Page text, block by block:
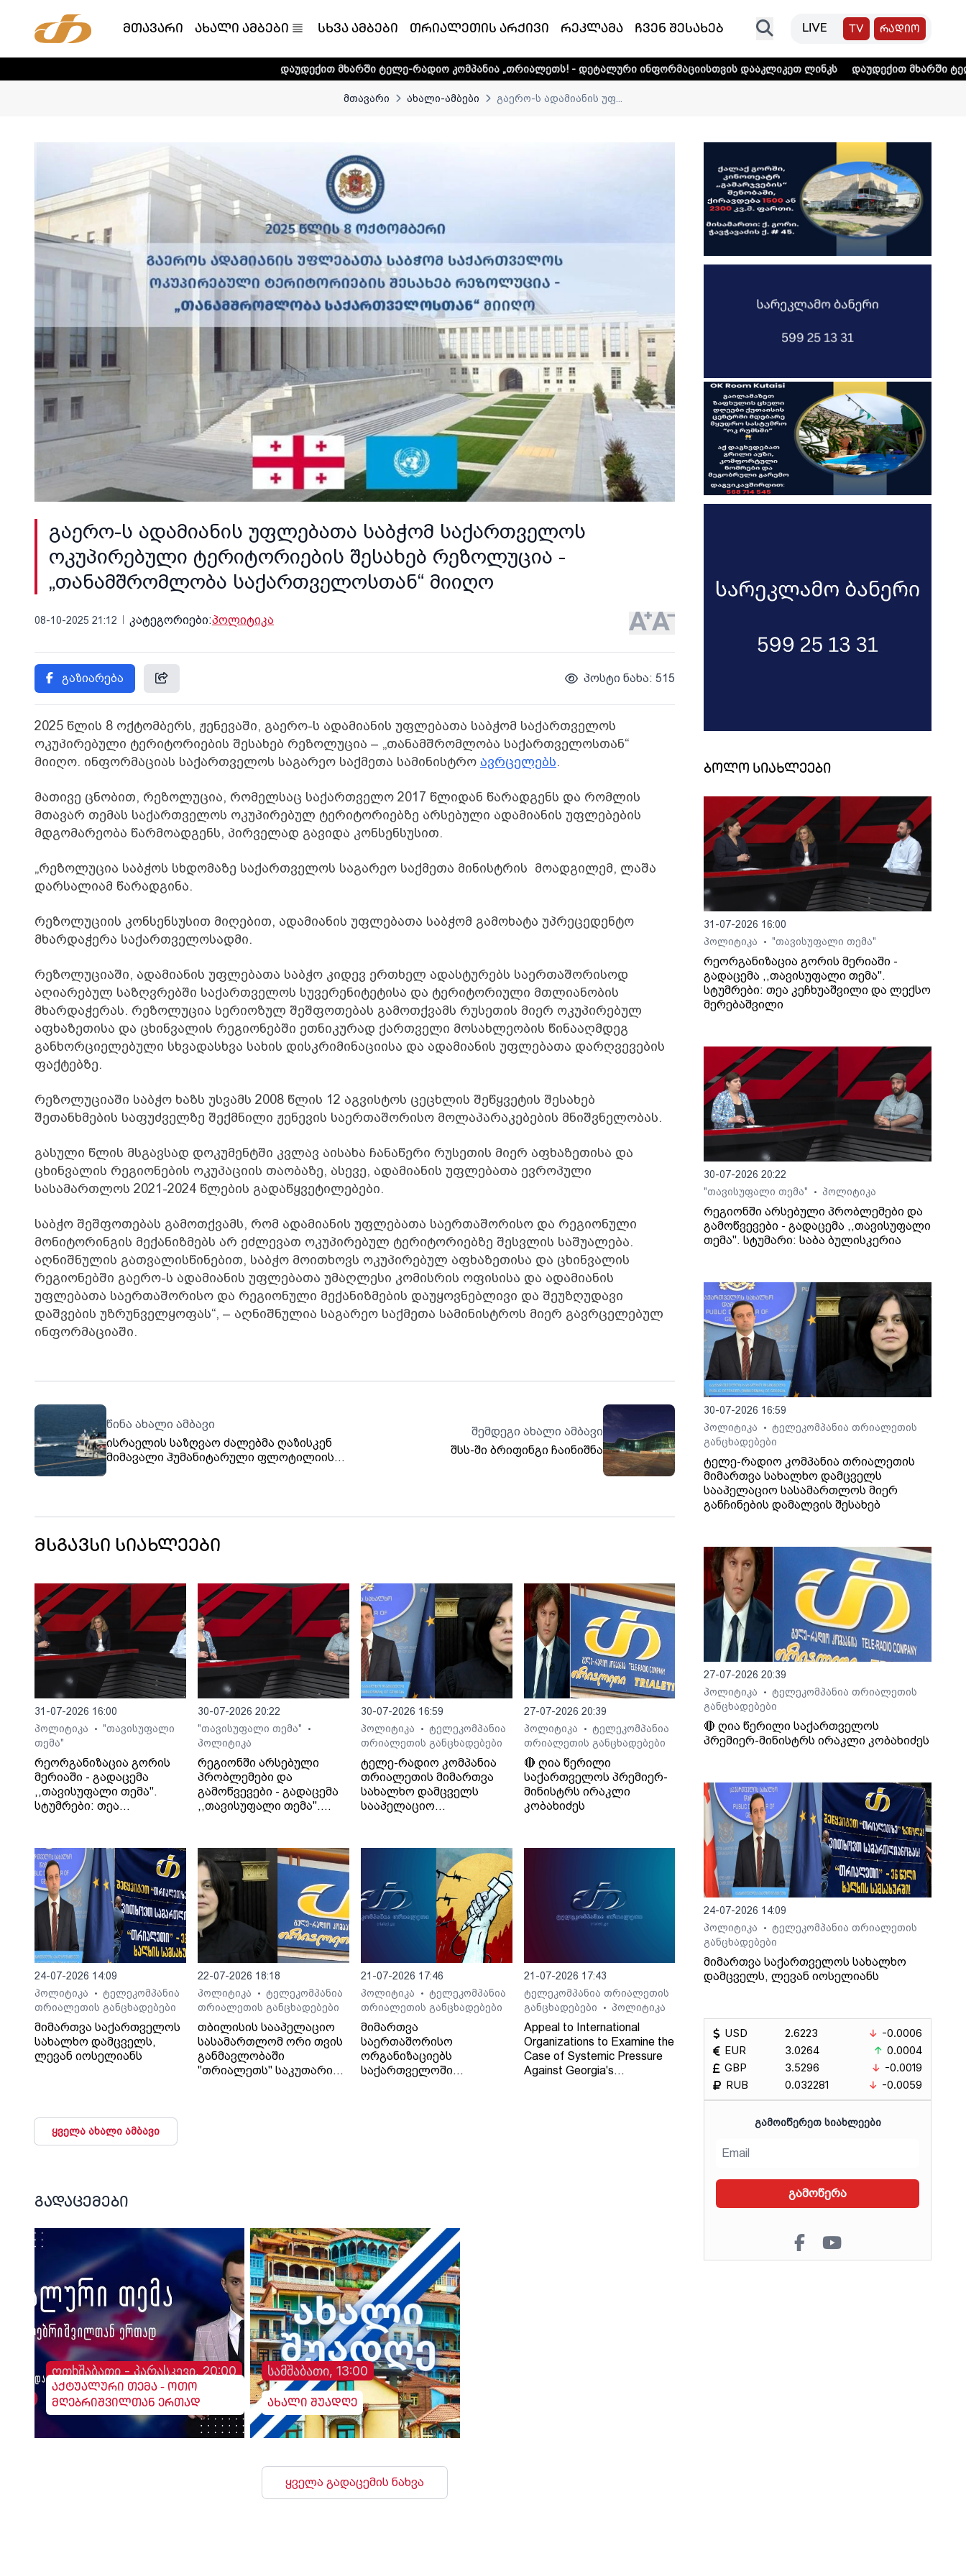
მთავარი ახალი ამბები სხვა ამბები თრიალეთის არქივი რეკლამა ჩვენ შესახებ LIVE TV რადიო
დაუდექით მხარში ტელე-რადიო კომპანია „თრიალეთს! - დეტალური ინფორმაციისთვის დააკლიკეთ ლინკს დაუდექით მხარში ტელე-რადიო
მთავარი ახალი-ამბები გაერო-ს ადამიანის უფ...
გაერო-ს ადამიანის უფლებათა საბჭომ საქართველოს
ოკუპირებული ტერიტორიების შესახებ რეზოლუცია -
„თანამშრომლობა საქართველოსთან“ მიიღო
08-10-2025 21:12 კატეგორიები:პოლიტიკა
გაზიარება პოსტი ნახა: 515
2025 წლის 8 ოქტომბერს, ჟენევაში, გაერო-ს ადამიანის უფლებათა საბჭომ საქართველოს
ოკუპირებული ტერიტორიების შესახებ რეზოლუცია – „თანამშრომლობა საქართველოსთან“
მიიღო. ინფორმაციას საქართველოს საგარეო საქმეთა სამინისტრო ავრცელებს.
მათივე ცნობით, რეზოლუცია, რომელსაც საქართველო 2017 წლიდან წარადგენს და რომლის
მთავარ თემას საქართველოს ოკუპირებულ ტერიტორიებზე არსებული ადამიანის უფლებების
მდგომარეობა წარმოადგენს, პირველად გავიდა კონსენსუსით.
„რეზოლუცია საბჭოს სხდომაზე საქართველოს საგარეო საქმეთა მინისტრის მოადგილემ, ლაშა
დარსალიამ წარადგინა.
რეზოლუციის კონსენსუსით მიღებით, ადამიანის უფლებათა საბჭომ გამოხატა უპრეცედენტო
მხარდაჭერა საქართველოსადმი.
რეზოლუციაში, ადამიანის უფლებათა საბჭო კიდევ ერთხელ ადასტურებს საერთაშორისოდ
აღიარებულ საზღვრებში საქართველოს სუვერენიტეტისა და ტერიტორიული მთლიანობის
მხარდაჭერას. რეზოლუცია სერიოზულ შეშფოთებას გამოთქვამს რუსეთის მიერ ოკუპირებულ
აფხაზეთისა და ცხინვალის რეგიონებში ეთნიკურად ქართველი მოსახლეობის წინააღმდეგ
განხორციელებული სხვადასხვა სახის დისკრიმინაციისა და ადამიანის უფლებათა დარღვევების
ფაქტებზე.
რეზოლუციაში საბჭო ხაზს უსვამს 2008 წლის 12 აგვისტოს ცეცხლის შეწყვეტის შესახებ
შეთანხმების საფუძველზე შექმნილი ჟენევის საერთაშორისო მოლაპარაკებების მნიშვნელობას.
გასული წლის მსგავსად დოკუმენტში კვლავ აისახა ჩანაწერი რუსეთის მიერ აფხაზეთისა და
ცხინვალის რეგიონების ოკუპაციის თაობაზე, ასევე, ადამიანის უფლებათა ევროპული
სასამართლოს 2021-2024 წლების გადაწყვეტილებები.
საბჭო შეშფოთებას გამოთქვამს, რომ ადამიანის უფლებათა საერთაშორისო და რეგიონული
მონიტორინგის მექანიზმებს არ ეძლევათ ოკუპირებულ ტერიტორიებზე შესვლის საშუალება.
აღნიშნულის გათვალისწინებით, საბჭო მოითხოვს ოკუპირებულ აფხაზეთისა და ცხინვალის
რეგიონებში გაერო-ს ადამიანის უფლებათა უმაღლესი კომისრის ოფისისა და ადამიანის
უფლებათა საერთაშორისო და რეგიონული მექანიზმების დაუყოვნებლივი და შეუზღუდავი
დაშვების უზრუნველყოფას“, – აღნიშნულია საგარეო საქმეთა სამინისტროს მიერ გავრცელებულ
ინფორმაციაში.
წინა ახალი ამბავი
ისრაელის საზღვაო ძალებმა ღაზისკენ
მიმავალი ჰუმანიტარული ფლოტილიის
შემდეგი ახალი ამბავი
შსს-ში ბრიფინგი ჩაინიშნა
მსგავსი სიახლეები
31-07-2026 16:00
პოლიტიკა
• "თავისუფალი
თემა"
რეორგანიზაცია გორის
მერიაში - გადაცემა
,,თავისუფალი თემა".
სტუმრები: თეა
30-07-2026 20:22
"თავისუფალი თემა"
•
პოლიტიკა
რეგიონში არსებული
პრობლემები და
გამოწვევები - გადაცემა
,,თავისუფალი თემა".
30-07-2026 16:59
პოლიტიკა
• ტელეკომპანია
თრიალეთის განცხადებები
ტელე-რადიო კომპანია
თრიალეთის მიმართვა
სახალხო დამცველს
სააპელაციო
შესახებ
27-07-2026 20:39
პოლიტიკა
• ტელეკომპანია
თრიალეთის განცხადებები
🔴 ღია წერილი
საქართველოს პრემიერ-
მინისტრს ირაკლი
კობახიძეს
24-07-2026 14:09
პოლიტიკა
• ტელეკომპანია
თრიალეთის განცხადებები
მიმართვა საქართველოს
სახალხო დამცველს,
ლევან იოსელიანს
22-07-2026 18:18
პოლიტიკა
• ტელეკომპანია
თრიალეთის განცხადებები
თბილისის სააპელაციო
სასამართლომ ორი თვის
განმავლობაში
"თრიალეთს" საკუთარი
21-07-2026 17:46
პოლიტიკა
• ტელეკომპანია
თრიალეთის განცხადებები
მიმართვა
საერთაშორისო
ორგანიზაციებს
საქართველოში
21-07-2026 17:43
ტელეკომპანია თრიალეთის
განცხადებები
• პოლიტიკა
Appeal to International
Organizations to Examine the
Case of Systemic Pressure
Against Georgia's
ყველა ახალი ამბავი
გადაცემები
ოთხშაბათი - პარასკევი, 20:00
აქტუალური თემა - ოთო
მღებრიშვილთან ერთად
სამშაბათი, 13:00
ახალი შუადღე
ყველა გადაცემის ნახვა
ბოლო სიახლეები
31-07-2026 16:00
პოლიტიკა
• "თავისუფალი თემა"
რეორგანიზაცია გორის მერიაში -
გადაცემა ,,თავისუფალი თემა".
სტუმრები: თეა კეჩხუაშვილი და ლექსო
მერებაშვილი
30-07-2026 20:22
"თავისუფალი თემა"
• პოლიტიკა
რეგიონში არსებული პრობლემები და
გამოწვევები - გადაცემა ,,თავისუფალი
თემა". სტუმარი: საბა ბულისკერია
30-07-2026 16:59
პოლიტიკა
•
ტელეკომპანია თრიალეთის
განცხადებები
ტელე-რადიო კომპანია თრიალეთის
მიმართვა სახალხო დამცველს
სააპელაციო სასამართლოს მიერ
განჩინების დამალვის შესახებ
27-07-2026 20:39
პოლიტიკა
•
ტელეკომპანია თრიალეთის
განცხადებები
🔴 ღია წერილი საქართველოს
პრემიერ-მინისტრს ირაკლი კობახიძეს
24-07-2026 14:09
პოლიტიკა
•
ტელეკომპანია თრიალეთის
განცხადებები
მიმართვა საქართველოს სახალხო
დამცველს, ლევან იოსელიანს
USD
EUR
GBP
RUB
2.6223
3.0264
3.5296
0.032281
-0.0006
0.0004
-0.0019
-0.0059
ᲒᲐᲛᲝᲘᲬᲔᲠᲔᲗ ᲡᲘᲐᲮᲚᲔᲔᲑᲘ
გამოწერა